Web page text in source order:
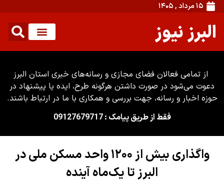
۱۵ مرداد , ۱۴۰۵
البرز نیوز
از تمامی فعالان فضای مجازی و رسانه‌های خبری استان البرز
دعوت می‌شود در صورت داشتن هرگونه طرح، ایده یا پیشنهاد در
حوزه اخبار و رسانه، جهت بررسی و همکاری با ما در ارتباط باشند.
فقط از طریق پیامک : 09127679717
واگذاری بیش از ۱۲۰۰ واحد مسکن ملی در
البرز تا یک‌ماه آینده